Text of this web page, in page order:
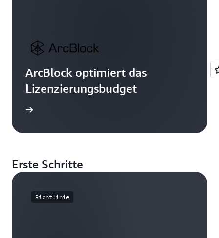
ArcBlock optimiert das
Lizenzierungsbudget
Erste Schritte
Richtlinie